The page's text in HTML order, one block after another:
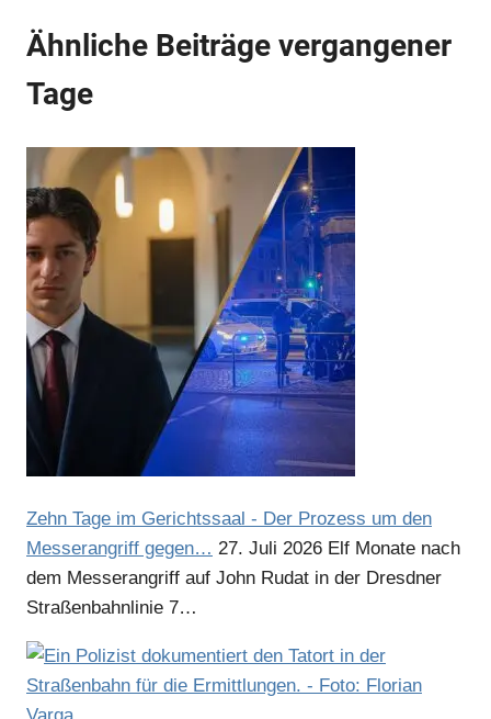
Ähnliche Beiträge vergangener
Tage
Zehn Tage im Gerichtssaal - Der Prozess um den
Messerangriff gegen… 27. Juli 2026 Elf Monate nach
dem Messerangriff auf John Rudat in der Dresdner
Straßenbahnlinie 7…